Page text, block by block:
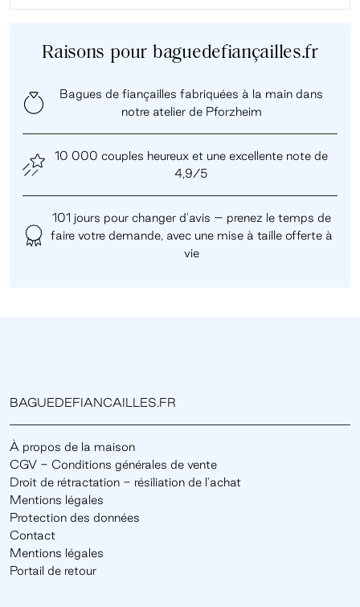
Raisons pour baguedefiançailles.fr
Bagues de fiançailles fabriquées à la main dans
notre atelier de Pforzheim
10 000 couples heureux et une excellente note de
4,9/5
101 jours pour changer d'avis – prenez le temps de
faire votre demande, avec une mise à taille offerte à
vie
BAGUEDEFIANCAILLES.FR
À propos de la maison
CGV - Conditions générales de vente
Droit de rétractation - résiliation de l'achat
Mentions légales
Protection des données
Contact
Mentions légales
Portail de retour